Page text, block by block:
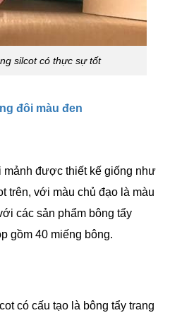
silcot có thực sự tốt
đôi màu đen
mảnh được thiết kế giống như
trên, với màu chủ đạo là màu
các sản phẩm bông tẩy
gồm 40 miếng bông.
có cấu tạo là bông tẩy trang